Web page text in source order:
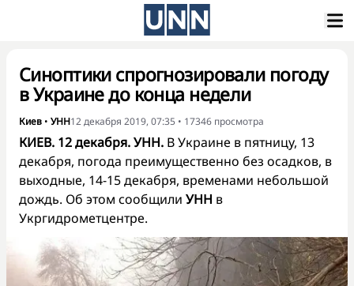
Синоптики спрогнозировали погоду
в Украине до конца недели
Киев • УНН12 декабря 2019, 07:35 • 17346 просмотра
КИЕВ. 12 декабря. УНН. В Украине в пятницу, 13
декабря, погода преимущественно без осадков, в
выходные, 14-15 декабря, временами небольшой
дождь. Об этом сообщили УНН в
Укргидрометцентре.